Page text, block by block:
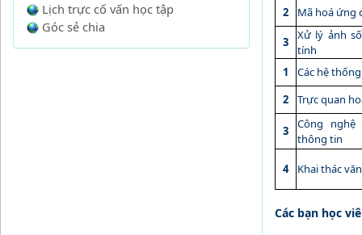
Lịch trực cố vấn học tập
Góc sẻ chia
2
Mã hoá ứng
3
Xử lý ảnh
tính
1
Các hệ
2
Trực quan
3
Công
thông tin
4 Khai thác
Các bạn học